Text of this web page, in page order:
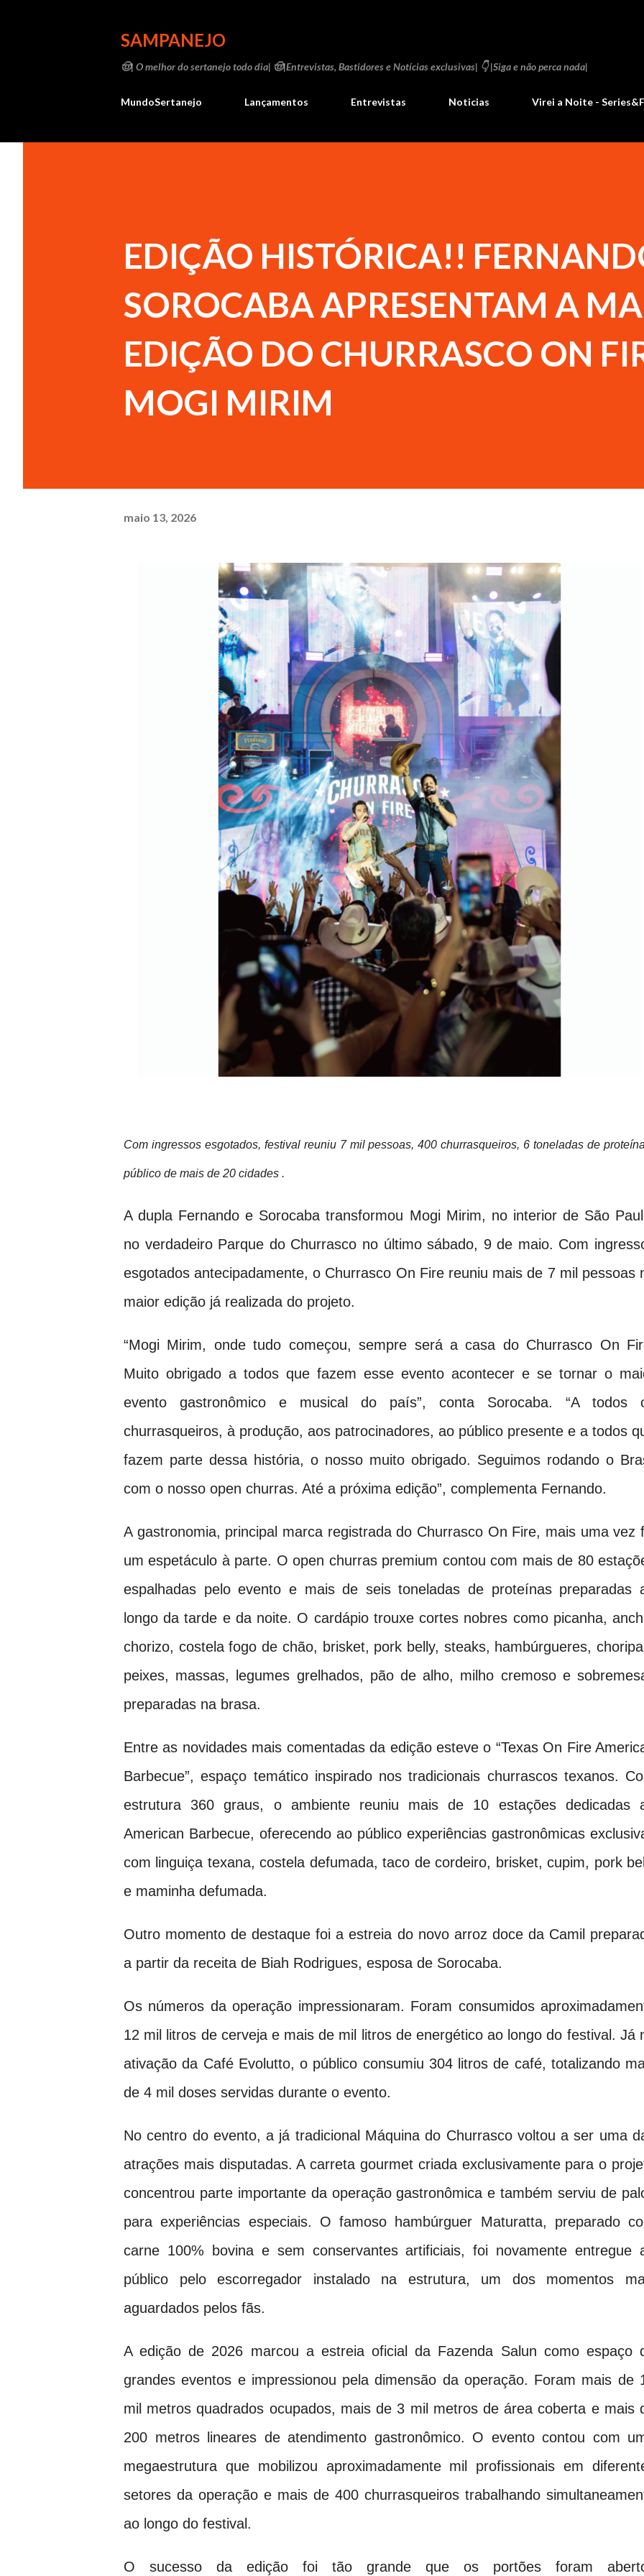
SAMPANEJO
🤠| O melhor do sertanejo todo dia| 🤠|Entrevistas, Bastidores e Notícias exclusivas| 👇 |Siga e não perca nada|
MundoSertanejo Lançamentos Entrevistas Noticias Virei a Noite -
EDIÇÃO HISTÓRICA!!
SOROCABA APRESENTAM A
EDIÇÃO DO CHURRASCO ON
MOGI MIRIM
maio 13, 2026
Com ingressos esgotados, festival reuniu 7 mil pessoas, 400 churrasqueiros, 6 toneladas de
público de mais de 20 cidades .
A dupla Fernando e Sorocaba transformou Mogi Mirim, no interior de São
no verdadeiro Parque do Churrasco no último sábado, 9 de maio. Com
esgotados antecipadamente, o Churrasco On Fire reuniu mais de 7 mil pessoas
maior edição já realizada do projeto.
“Mogi Mirim, onde tudo começou, sempre será a casa do Churrasco On
Muito obrigado a todos que fazem esse evento acontecer e se tornar o
evento gastronômico e musical do país”, conta Sorocaba. “A todos
churrasqueiros, à produção, aos patrocinadores, ao público presente e a todos
fazem parte dessa história, o nosso muito obrigado. Seguimos rodando o
com o nosso open churras. Até a próxima edição”, complementa Fernando.
A gastronomia, principal marca registrada do Churrasco On Fire, mais uma vez
um espetáculo à parte. O open churras premium contou com mais de 80
espalhadas pelo evento e mais de seis toneladas de proteínas preparadas
longo da tarde e da noite. O cardápio trouxe cortes nobres como picanha,
chorizo, costela fogo de chão, brisket, pork belly, steaks, hambúrgueres,
peixes, massas, legumes grelhados, pão de alho, milho cremoso e
preparadas na brasa.
Entre as novidades mais comentadas da edição esteve o “Texas On Fire
Barbecue”, espaço temático inspirado nos tradicionais churrascos texanos.
estrutura 360 graus, o ambiente reuniu mais de 10 estações dedicadas
American Barbecue, oferecendo ao público experiências gastronômicas
com linguiça texana, costela defumada, taco de cordeiro, brisket, cupim, pork
e maminha defumada.
Outro momento de destaque foi a estreia do novo arroz doce da Camil
a partir da receita de Biah Rodrigues, esposa de Sorocaba.
Os números da operação impressionaram. Foram consumidos
12 mil litros de cerveja e mais de mil litros de energético ao longo do festival. Já
ativação da Café Evolutto, o público consumiu 304 litros de café, totalizando
de 4 mil doses servidas durante o evento.
No centro do evento, a já tradicional Máquina do Churrasco voltou a ser uma
atrações mais disputadas. A carreta gourmet criada exclusivamente para o
concentrou parte importante da operação gastronômica e também serviu de
para experiências especiais. O famoso hambúrguer Maturatta, preparado
carne 100% bovina e sem conservantes artificiais, foi novamente entregue
público pelo escorregador instalado na estrutura, um dos momentos
aguardados pelos fãs.
A edição de 2026 marcou a estreia oficial da Fazenda Salun como espaço
grandes eventos e impressionou pela dimensão da operação. Foram mais de
mil metros quadrados ocupados, mais de 3 mil metros de área coberta e mais
200 metros lineares de atendimento gastronômico. O evento contou com
megaestrutura que mobilizou aproximadamente mil profissionais em
setores da operação e mais de 400 churrasqueiros trabalhando
ao longo do festival.
O sucesso da edição foi tão grande que os portões foram